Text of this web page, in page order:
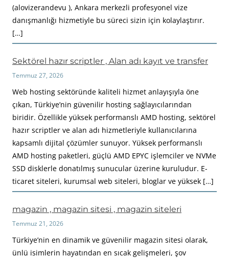
(alovizerandevu ), Ankara merkezli profesyonel vize
danışmanlığı hizmetiyle bu süreci sizin için kolaylaştırır.
[…]
Sektörel hazır scriptler , Alan adı kayıt ve transfer
Temmuz 27, 2026
Web hosting sektöründe kaliteli hizmet anlayışıyla öne
çıkan, Türkiye’nin güvenilir hosting sağlayıcılarından
biridir. Özellikle yüksek performanslı AMD hosting, sektörel
hazır scriptler ve alan adı hizmetleriyle kullanıcılarına
kapsamlı dijital çözümler sunuyor. Yüksek performanslı
AMD hosting paketleri, güçlü AMD EPYC işlemciler ve NVMe
SSD disklerle donatılmış sunucular üzerine kuruludur. E-
ticaret siteleri, kurumsal web siteleri, bloglar ve yüksek […]
magazin , magazin sitesi , magazin siteleri
Temmuz 21, 2026
Türkiye’nin en dinamik ve güvenilir magazin sitesi olarak,
ünlü isimlerin hayatından en sıcak gelişmeleri, şov